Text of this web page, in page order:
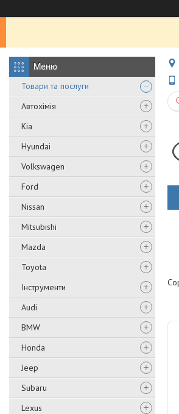
Товари та послуги
Автохімія
Kia
Hyundai
Volkswagen
Ford
Nissan
Mitsubishi
Mazda
Toyota
Інструменти
Audi
BMW
Honda
Jeep
Subaru
Lexus